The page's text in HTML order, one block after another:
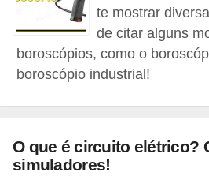
te mostrar
de citar alguns
boroscópios, como o
boroscópio industrial!
O que é circuito elétrico?
simuladores!
c
i
d
e